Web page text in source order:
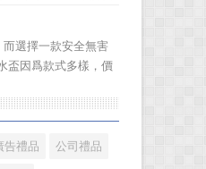
以深受消費者的青
起來了解一下吧!
登(LV) 創立於
選擇一款安全無害
盃因爲款式多樣，價
必都不是很了解。今
選購需要注意的問
告禮品 公司禮品